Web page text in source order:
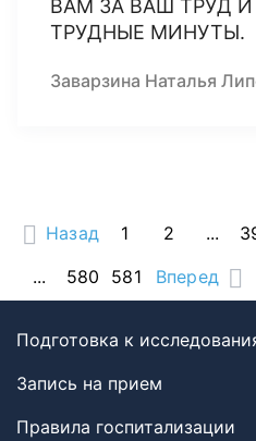
ВАМ ЗА ВАШ ТРУД
ТРУДНЫЕ МИНУТЫ.
Заварзина Наталья
Назад 1 2 ...
...
580 581 Вперед
Подготовка к
Запись на прием
Правила госпитализации